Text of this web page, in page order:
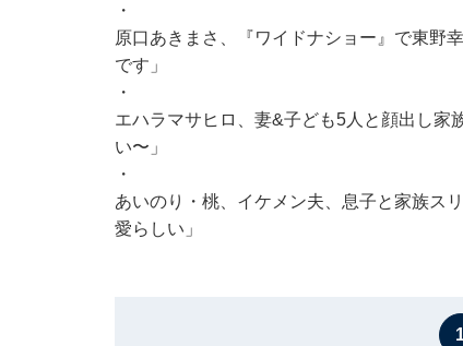
・
原口あきまさ、『ワイドナショー』で東
です」
・
エハラマサヒロ、妻&子ども5人と顔出し家
い〜」
・
あいのり・桃、イケメン夫、息子と家族
愛らしい」